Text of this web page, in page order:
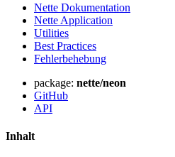
Nette Dokumentation
Nette Application
Utilities
Best Practices
Fehlerbehebung
package: nette/neon
GitHub
API
Inhalt